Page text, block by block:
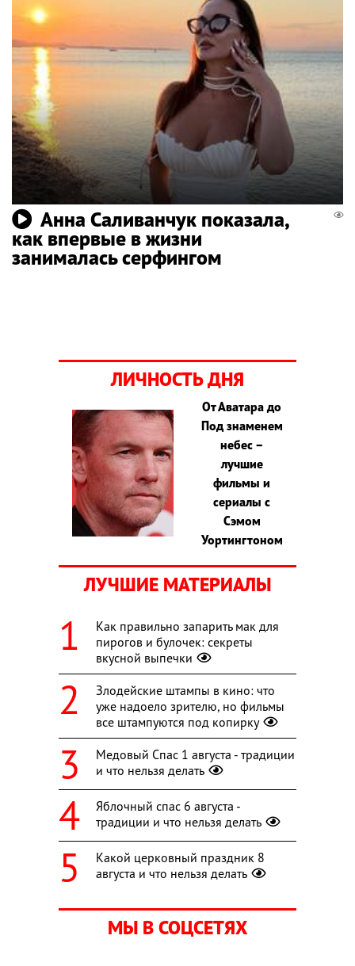
Анна Саливанчук показала,
как впервые в жизни
занималась серфингом
ЛИЧНОСТЬ ДНЯ
От Аватара до
Под знаменем
небес –
лучшие
фильмы и
сериалы с
Сэмом
Уортингтоном
ЛУЧШИЕ МАТЕРИАЛЫ
Как правильно запарить мак для
пирогов и булочек: секреты
вкусной выпечки
Злодейские штампы в кино: что
уже надоело зрителю, но фильмы
все штампуются под копирку
Медовый Спас 1 августа - традиции
и что нельзя делать
Яблочный спас 6 августа -
традиции и что нельзя делать
Какой церковный праздник 8
августа и что нельзя делать
МЫ В СОЦСЕТЯХ